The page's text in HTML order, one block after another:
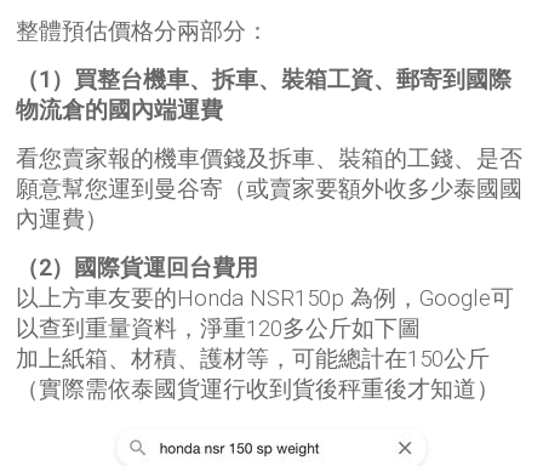
整體預估價格分兩部分：
（1）買整台機車、拆車、裝箱工資、郵寄到國際
物流倉的國內端運費
看您賣家報的機車價錢及拆車、裝箱的工錢、是否
願意幫您運到曼谷寄（或賣家要額外收多少泰國國
內運費）
（2）國際貨運回台費用
以上方車友要的Honda NSR150p 為例，Google可
以查到重量資料，淨重120多公斤如下圖
加上紙箱、材積、護材等，可能總計在150公斤
（實際需依泰國貨運行收到貨後秤重後才知道）